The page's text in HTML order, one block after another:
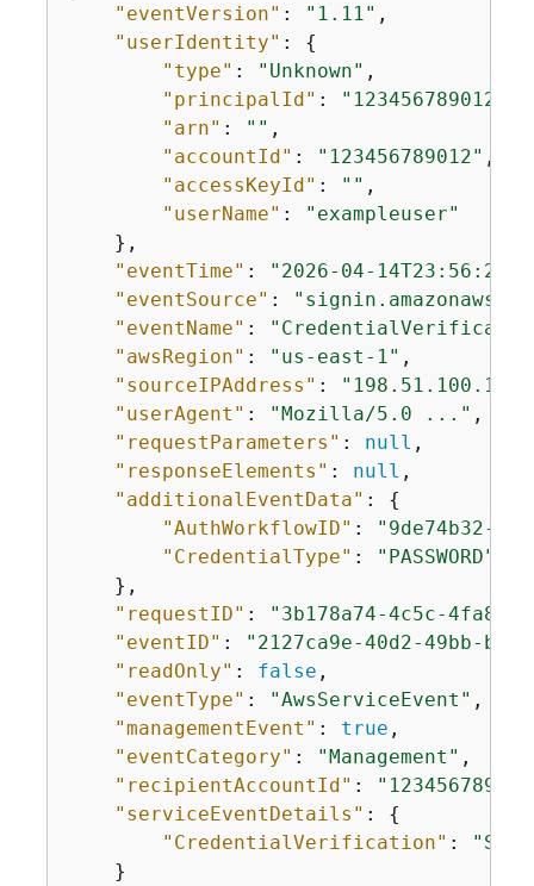
"eventVersion" : "1.11" ,
"userIdentity" : {
"type" : "Unknown" ,
"principalId" : "123456789012"
"arn" : "" ,
"accountId" : "123456789012" ,
"accessKeyId" : "" ,
"userName" :
"exampleuser"
    },
"eventTime" : "2026-04-14T23:56:29Z"
"eventSource" :
"eventName" :
"awsRegion" : "us-east-1" ,
"sourceIPAddress" : "198.51.100.1"
"userAgent" : "Mozilla/5.0 ..." ,
"requestParameters" : null ,
"responseElements" : null ,
"additionalEventData" : {
"AuthWorkflowID" :
"9de74b32-
"CredentialType" :
"PASSWORD"
    },
"requestID" :
"3b178a74-4c5c-4fa8-
"eventID" :
"2127ca9e-40d2-49bb-
"readOnly" : false ,
"eventType" : "AwsServiceEvent" ,
"managementEvent" : true ,
"eventCategory" : "Management" ,
"recipientAccountId" :
"serviceEventDetails" : {
"CredentialVerification" :
    }